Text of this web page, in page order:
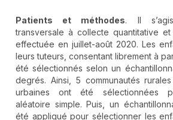
Patients et méthodes. Il
transversale à collecte quantitative et
effectuée en juillet-août 2020. Les
leurs tuteurs, consentant librement à
été sélectionnés selon un
degrés. Ainsi, 5 communautés
urbaines ont été sélectionnées
aléatoire simple. Puis, un
été appliqué pour sélectionner les